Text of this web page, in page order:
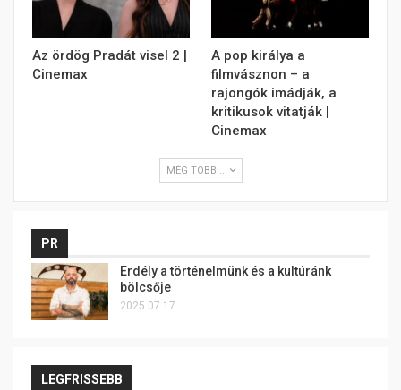
Az ördög Pradát visel 2 |
Cinemax
A pop királya a
filmvásznon – a
rajongók imádják, a
kritikusok vitatják |
Cinemax
MÉG TÖBB...
PR
Erdély a történelmünk és a kultúránk
bölcsője
2025.07.17.
LEGFRISSEBB